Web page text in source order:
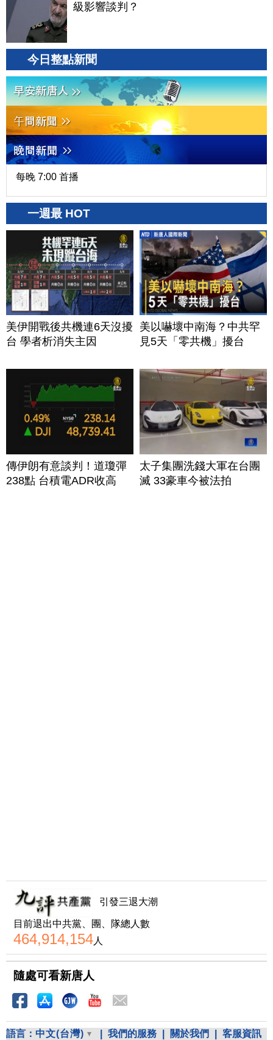
級影響談判？
今日整點新聞
每晚 7:00 首播
一週最 HOT
美伊開戰後共機連6天沒擾
台 學者析消失主因
美以嚇壞中南海？中共罕
見5天「零共機」擾台
傳伊朗有意談判！道瓊彈
238點 台積電ADR收高
太子集團洗錢大軍在台團
滅 33豪車今被法拍
引發三退大潮
目前退出中共黨、團、隊總人數
464,914,154人
隨處可看新唐人
語言： 中文(台灣) 我們的服務 關於我們 客服資訊